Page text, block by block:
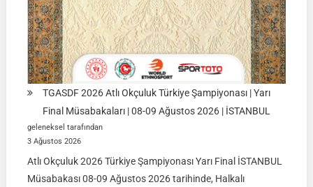
TGASDF 2026 Atlı Okçuluk Türkiye Şampiyonası | Yarı
Final Müsabakaları | 08-09 Ağustos 2026 | İSTANBUL
geleneksel tarafından
3 Ağustos 2026
Atlı Okçuluk 2026 Türkiye Şampiyonası Yarı Final İSTANBUL
Müsabakası 08-09 Ağustos 2026 tarihinde, Halkalı